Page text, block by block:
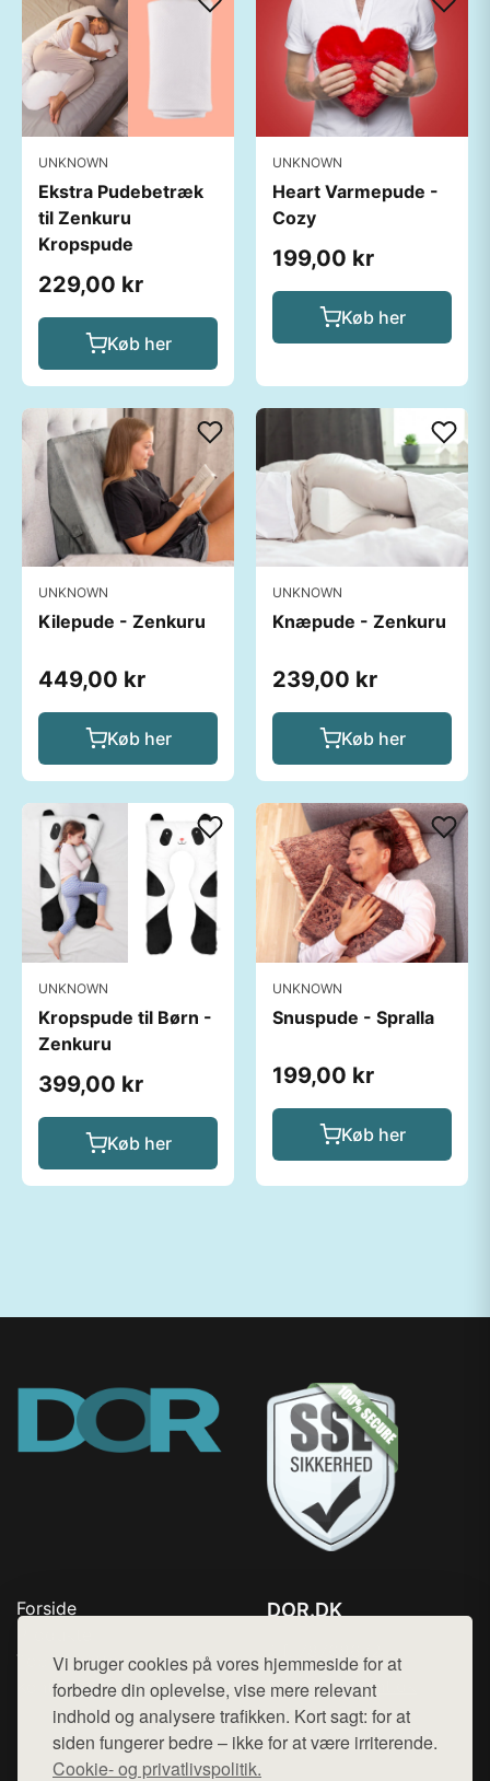
Vi bruger cookies på vores hjemmeside for at
forbedre din oplevelse, vise mere relevant
indhold og analysere trafikken. Kort sagt: for at
siden fungerer bedre – ikke for at være irriterende.
Cookie- og privatlivspolitik.
UNKNOWN
Ekstra Pudebetræk
til Zenkuru
Kropspude
229,00 kr
Køb her
UNKNOWN
Heart Varmepude -
Cozy
199,00 kr
Køb her
UNKNOWN
Kilepude - Zenkuru
449,00 kr
Køb her
UNKNOWN
Knæpude - Zenkuru
239,00 kr
Køb her
UNKNOWN
Kropspude til Børn -
Zenkuru
399,00 kr
Køb her
UNKNOWN
Snuspude - Spralla
199,00 kr
Køb her
Forside
Top Rabatter
Kontakt
DOR.DK
Mail: hej@want.dk
Cookie- og privatlivspolitik